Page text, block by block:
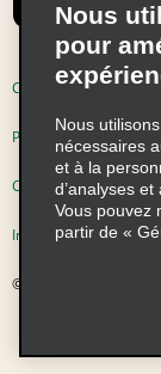
Recevoir
Conditions
Politique d’utilisation
Choix de
Information
© 2026 Enterprise
Nous
pour
Nous
nécessaires
et à la
d’analyses
Vous pouvez
partir de «